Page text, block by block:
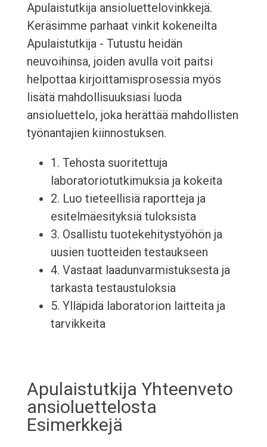
Apulaistutkija ansioluettelovinkkejä.
Keräsimme parhaat vinkit kokeneilta
Apulaistutkija - Tutustu heidän
neuvoihinsa, joiden avulla voit paitsi
helpottaa kirjoittamisprosessia myös
lisätä mahdollisuuksiasi luoda
ansioluettelo, joka herättää mahdollisten
työnantajien kiinnostuksen.
1. Tehosta suoritettuja
laboratoriotutkimuksia ja kokeita
2. Luo tieteellisiä raportteja ja
esitelmäesityksiä tuloksista
3. Osallistu tuotekehitystyöhön ja
uusien tuotteiden testaukseen
4. Vastaat laadunvarmistuksesta ja
tarkasta testaustuloksia
5. Ylläpidä laboratorion laitteita ja
tarvikkeita
Apulaistutkija Yhteenveto
ansioluettelosta
Esimerkkejä